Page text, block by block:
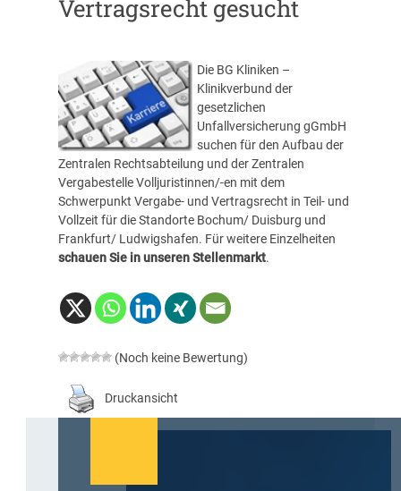
Vertragsrecht gesucht
Die BG Kliniken –
Klinikverbund der
gesetzlichen
Unfallversicherung gGmbH
suchen für den Aufbau der
Zentralen Rechtsabteilung und der Zentralen
Vergabestelle Volljuristinnen/-en mit dem
Schwerpunkt Vergabe- und Vertragsrecht in Teil- und
Vollzeit für die Standorte Bochum/ Duisburg und
Frankfurt/ Ludwigshafen. Für weitere Einzelheiten
schauen Sie in unseren Stellenmarkt.
(Noch keine Bewertung)
Druckansicht